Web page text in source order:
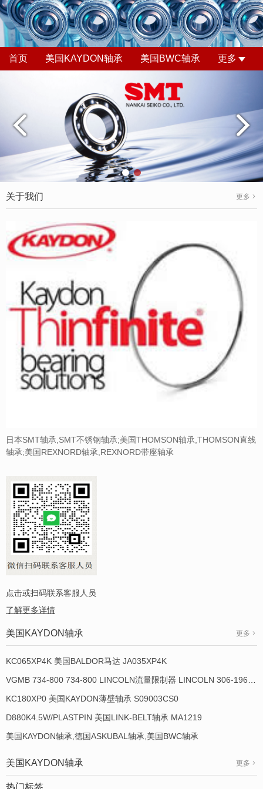
首页 美国KAYDON轴承 美国BWC轴承 更多
关于我们 更多
日本SMT轴承,SMT不锈钢轴承;美国THOMSON轴承,THOMSON直线
轴承;美国REXNORD轴承,REXNORD带座轴承
点击或扫码联系客服人员
了解更多详情
美国KAYDON轴承 更多
KC065XP4K 美国BALDOR马达 JA035XP4K
KC180XP0 美国KAYDON薄壁轴承 S09003CS0
D880K4.5W/PLASTPIN 美国LINK-BELT轴承 MA1219
美国KAYDON轴承,德国ASKUBAL轴承,美国BWC轴承
美国KAYDON轴承 更多
热门标签